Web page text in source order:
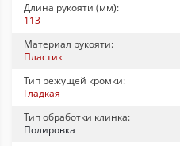
Длина рукояти (мм):
113
Материал рукояти:
Пластик
Тип режущей кромки:
Гладкая
Тип обработки клинка:
Полировка